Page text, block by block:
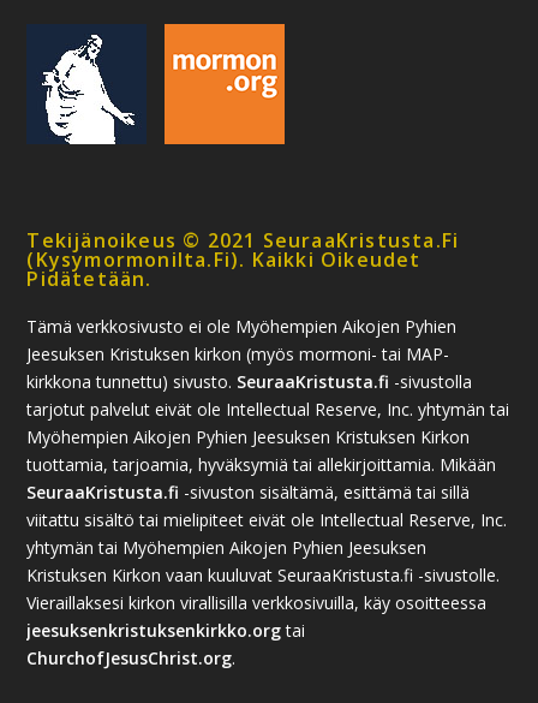
Tekijänoikeus © 2021 SeuraaKristusta.fi
(kysymormonilta.fi). Kaikki Oikeudet
Pidätetään.
Tämä verkkosivusto ei ole Myöhempien Aikojen Pyhien
Jeesuksen Kristuksen kirkon (myös mormoni- tai MAP-
kirkkona tunnettu) sivusto. SeuraaKristusta.fi -sivustolla
tarjotut palvelut eivät ole Intellectual Reserve, Inc. yhtymän tai
Myöhempien Aikojen Pyhien Jeesuksen Kristuksen Kirkon
tuottamia, tarjoamia, hyväksymiä tai allekirjoittamia. Mikään
SeuraaKristusta.fi -sivuston sisältämä, esittämä tai sillä
viitattu sisältö tai mielipiteet eivät ole Intellectual Reserve, Inc.
yhtymän tai Myöhempien Aikojen Pyhien Jeesuksen
Kristuksen Kirkon vaan kuuluvat SeuraaKristusta.fi -sivustolle.
Vieraillaksesi kirkon virallisilla verkkosivuilla, käy osoitteessa
jeesuksenkristuksenkirkko.orgtai
ChurchofJesusChrist.org.